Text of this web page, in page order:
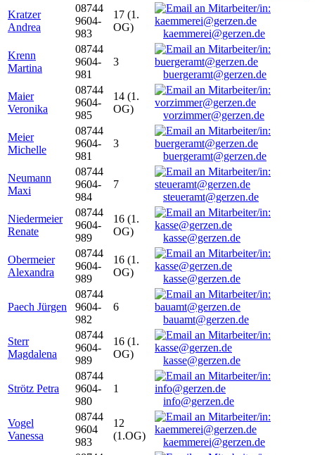
Kratzer
Andrea
08744
9604-
983
17 (1.
OG)
kaemmerei@gerzen.de
Krenn
Martina
08744
9604-
981
3
buergeramt@gerzen.de
Maier
Veronika
08744
9604-
985
14 (1.
OG)
vorzimmer@gerzen.de
Meier
Michelle
08744
9604-
981
3
buergeramt@gerzen.de
Neumann
Maxi
08744
9604-
984
7
steueramt@gerzen.de
Niedermeier
Renate
08744
9604-
989
16 (1.
OG)
kasse@gerzen.de
Obermeier
Alexandra
08744
9604-
989
16 (1.
OG)
kasse@gerzen.de
Paech Jürgen
08744
9604-
982
6
bauamt@gerzen.de
Sterr
Magdalena
08744
9604-
989
16 (1.
OG)
kasse@gerzen.de
Strötz Petra
08744
9604-
980
1
info@gerzen.de
Vogel
Vanessa
08744
9604
983
12
(1.OG)
kaemmerei@gerzen.de